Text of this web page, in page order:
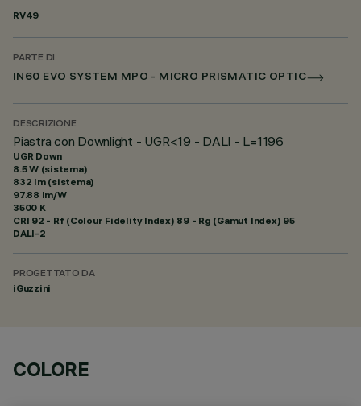
RV49
PARTE DI
IN60 EVO SYSTEM MPO - MICRO PRISMATIC OPTIC
DESCRIZIONE
Piastra con Downlight - UGR<19 - DALI - L=1196
UGR Down
8.5 W (sistema)
832 lm (sistema)
97.88 lm/W
3500 K
CRI 92 - Rf (Colour Fidelity Index) 89 - Rg (Gamut Index) 95
DALI-2
PROGETTATO DA
iGuzzini
COLORE